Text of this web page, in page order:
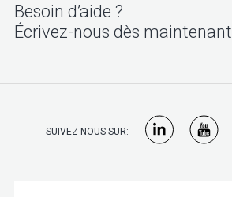
Besoin d’aide ?
Écrivez-nous dès maintenant
SUIVEZ-NOUS SUR: